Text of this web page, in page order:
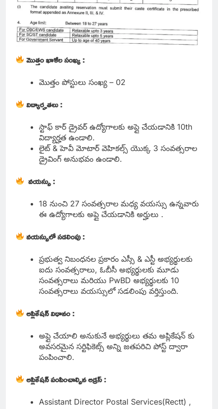
మొత్తం ఖాళీల సంఖ్య :
మొత్తం పోస్టులు సంఖ్య – 02
విద్యార్హతలు :
స్టాఫ్ కార్ డ్రైవర్ ఉద్యోగాలకు అప్లై చేయడానికి 10th
విద్యార్హత ఉండాలి.
లైట్ & హెవీ మోటార్ వెహికల్స్ యొక్క 3 సంవత్సరాల
డ్రైవింగ్ అనుభవం ఉండాలి.
వయస్సు :
18 నుంచి 27 సంవత్సరాల మధ్య వయస్సు ఉన్నవారు
ఈ ఉద్యోగాలకు అప్లై చేయడానికి అర్హులు .
వయస్సులో సడలింపు :
ప్రభుత్వ నిబంధనల ప్రకారం ఎస్సీ & ఎస్టీ అభ్యర్థులకు
ఐదు సంవత్సరాలు, ఓబీసీ అభ్యర్థులకు మూడు
సంవత్సరాలు మరియు PwBD అభ్యర్థులకు 10
సంవత్సరాలు వయస్సులో సడలింపు వర్తిస్తుంది.
అప్లికేషన్ విధానం :
అప్లై చేయాలి అనుకునే అభ్యర్థులు తమ అప్లికేషన్ కు
అవసరమైన సర్టిఫికెట్స్ అన్ని జతపరిచి పోస్ట్ ద్వారా
పంపించాలి.
అప్లికేషన్ పంపించాల్సిన అడ్రస్ :
Assistant Director Postal Services(Rectt) ,